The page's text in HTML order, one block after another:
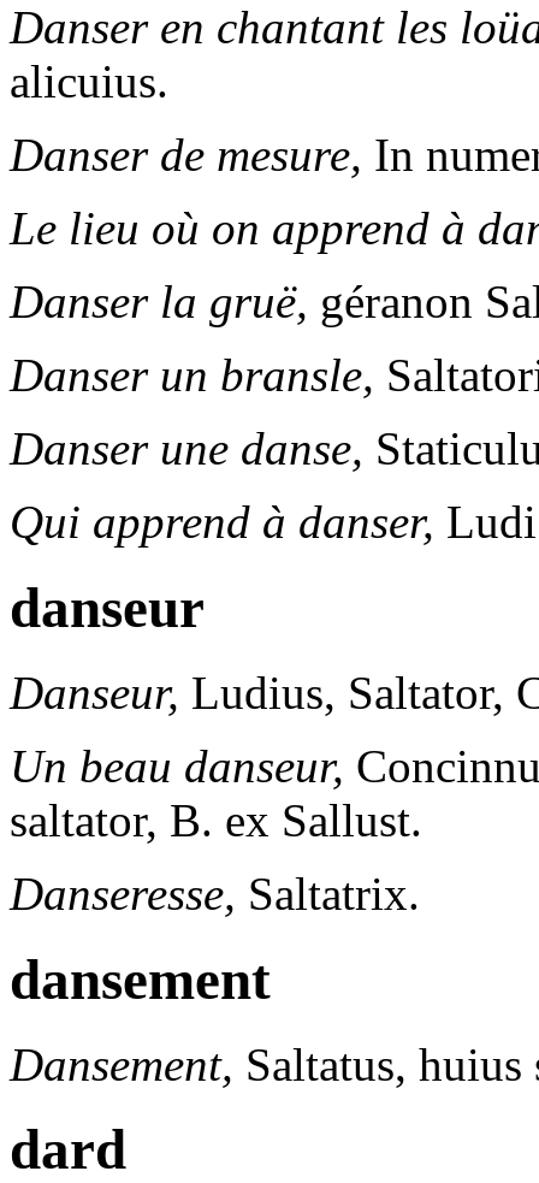
Danser en chantant les
alicuius.
Danser de mesure, In
Le lieu où on apprend à
Danser la gruë, géranon
Danser un bransle,
Danser une danse,
Qui apprend à danser,
danseur
Danseur, Ludius, Saltator,
Un beau danseur,
saltator, B. ex Sallust.
Danseresse, Saltatrix.
dansement
Dansement, Saltatus, huius
dard